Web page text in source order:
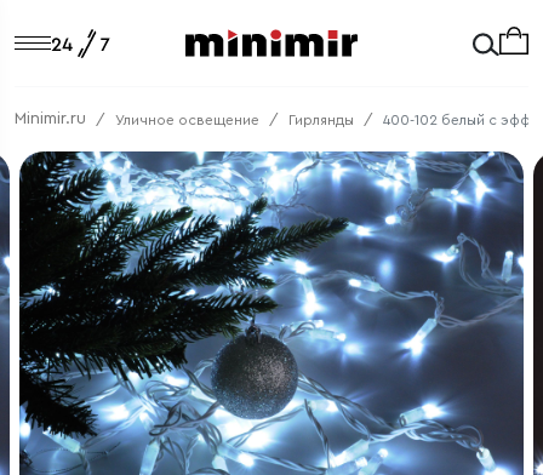
Minimir.ru Уличное освещение Гирлянды 400-102 белый с